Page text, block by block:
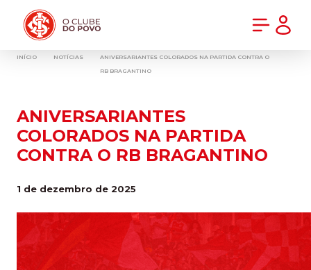
INÍCIO NOTÍCIAS
ANIVERSARIANTES COLORADOS NA PARTIDA CONTRA O
RB BRAGANTINO
ANIVERSARIANTES
COLORADOS NA PARTIDA
CONTRA O RB BRAGANTINO
1 de dezembro de 2025